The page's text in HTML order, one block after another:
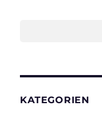
KATEGORIEN